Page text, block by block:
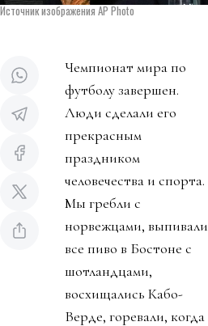
Источник изображения AP Photo
Чемпионат мира по
футболу завершен.
Люди сделали его
прекрасным
праздником
человечества и спорта.
Мы гребли с
норвежцами, выпивали
все пиво в Бостоне с
шотландцами,
восхищались Кабо-
Верде, горевали, когда